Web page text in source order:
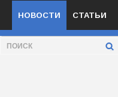
НОВОСТИ СТАТЬИ